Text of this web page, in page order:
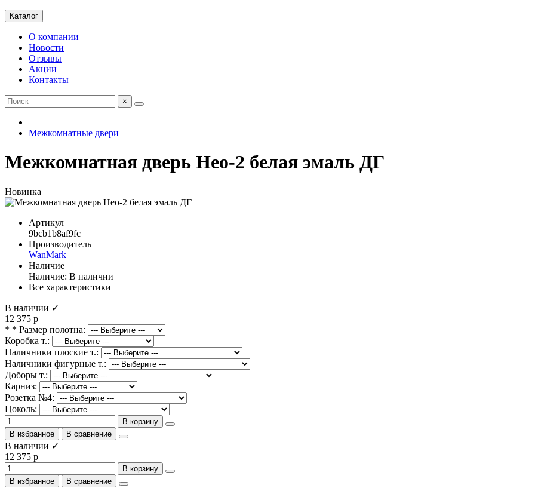
Каталог
О компании
Новости
Отзывы
Акции
Контакты
×
Межкомнатные двери
Межкомнатная дверь Нео-2 белая эмаль ДГ
Новинка
Артикул
9bcb1b8af9fc
Производитель
WanMark
Наличие
Наличие: В наличии
Все характеристики
В наличии ✓
12 375 р
* * Размер полотна:
Коробка т.:
Наличники плоские т.:
Наличники фигурные т.:
Доборы т.:
Карниз:
Розетка №4:
Цоколь:
В корзину
В избранное
В сравнение
В наличии ✓
12 375 р
В корзину
В избранное
В сравнение